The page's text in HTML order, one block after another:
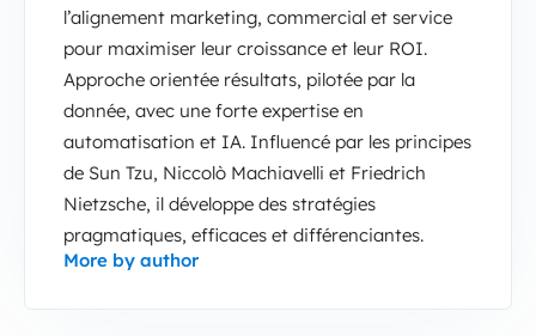
l’alignement marketing, commercial et service
pour maximiser leur croissance et leur ROI.
Approche orientée résultats, pilotée par la
donnée, avec une forte expertise en
automatisation et IA. Influencé par les principes
de Sun Tzu, Niccolò Machiavelli et Friedrich
Nietzsche, il développe des stratégies
pragmatiques, efficaces et différenciantes.
More by author